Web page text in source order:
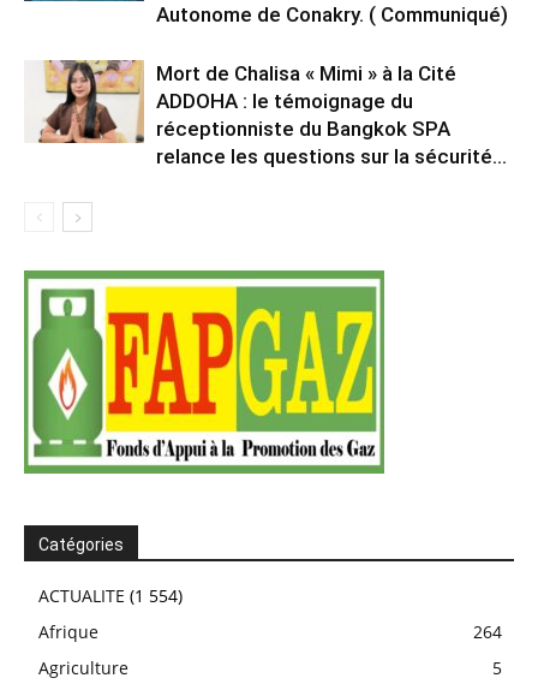
Autonome de Conakry. ( Communiqué)
Mort de Chalisa « Mimi » à la Cité
ADDOHA : le témoignage du
réceptionniste du Bangkok SPA
relance les questions sur la sécurité...
Catégories
ACTUALITE (1 554)
Afrique
264
Agriculture
5